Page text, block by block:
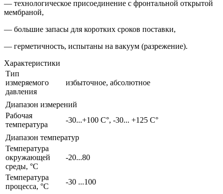
— технологическое присоединение с фронтальной открытой
мембраной,
— большие запасы для коротких сроков поставки,
— герметичность, испытаны на вакуум (разрежение).
Характеристики
Тип
измеряемого
давления
избыточное, абсолютное
Диапазон измерений
Рабочая
температура
-30...+100 C°, -30... +125 C°
Диапазон температур
Температура
окружающей
среды, °С
-20...80
Температура
процесса, °С
-30 ...100